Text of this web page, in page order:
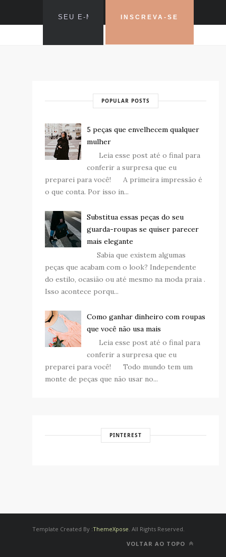
POPULAR POSTS
5 peças que envelhecem qualquer
mulher
Leia esse post até o final para
conferir a surpresa que eu
preparei para você! A primeira impressão é
o que conta. Por isso in...
Substitua essas peças do seu
guarda-roupas se quiser parecer
mais elegante
Sabia que existem algumas
peças que acabam com o look? Independente
do estilo, ocasião ou até mesmo na moda praia .
Isso acontece porqu...
Como ganhar dinheiro com roupas
que você não usa mais
Leia esse post até o final para
conferir a surpresa que eu
preparei para você! Todo mundo tem um
monte de peças que não usar no...
PINTEREST
Template Created By :ThemeXpose. All Rights Reserved.
VOLTAR AO TOPO